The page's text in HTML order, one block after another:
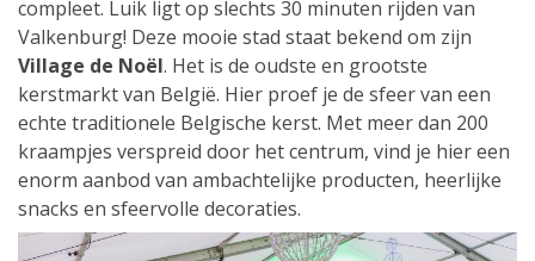
compleet. Luik ligt op slechts 30 minuten rijden van
Valkenburg! Deze mooie stad staat bekend om zijn
Village de Noël. Het is de oudste en grootste
kerstmarkt van België. Hier proef je de sfeer van een
echte traditionele Belgische kerst. Met meer dan 200
kraampjes verspreid door het centrum, vind je hier een
enorm aanbod van ambachtelijke producten, heerlijke
snacks en sfeervolle decoraties.